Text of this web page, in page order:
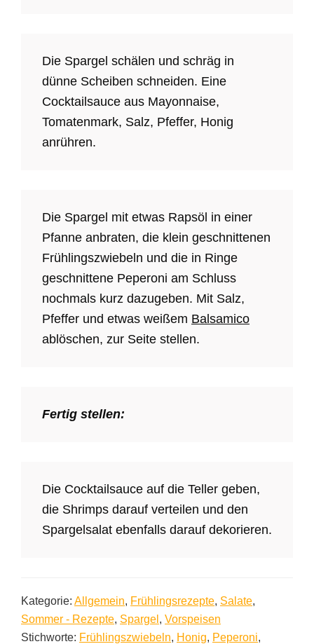
Die Spargel schälen und schräg in
dünne Scheiben schneiden. Eine
Cocktailsauce aus Mayonnaise,
Tomatenmark, Salz, Pfeffer, Honig
anrühren.
Die Spargel mit etwas Rapsöl in einer
Pfanne anbraten, die klein geschnittenen
Frühlingszwiebeln und die in Ringe
geschnittene Peperoni am Schluss
nochmals kurz dazugeben. Mit Salz,
Pfeffer und etwas weißem Balsamico
ablöschen, zur Seite stellen.
Fertig stellen:
Die Cocktailsauce auf die Teller geben,
die Shrimps darauf verteilen und den
Spargelsalat ebenfalls darauf dekorieren.
Kategorie: Allgemein, Frühlingsrezepte, Salate,
Sommer - Rezepte, Spargel , Vorspeisen
Stichworte: Frühlingszwiebeln, Honig, Peperoni,